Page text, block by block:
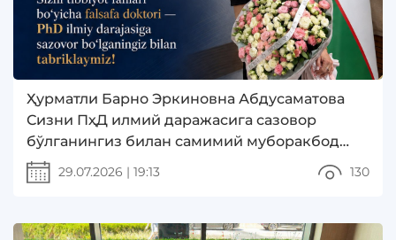
Ҳурматли Барно Эркиновна Абдусаматова
Сизни ПҳД илмий даражасига сазовор
бўлганингиз билан самимий муборакбод
этамиз!
29.07.2026 | 19:13 130